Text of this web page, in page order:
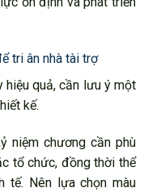
tri ân nhà tài trợ
quả, cần lưu ý một
kế.
niệm chương cần phù
tổ chức, đồng thời thể
tế. Nên lựa chọn màu